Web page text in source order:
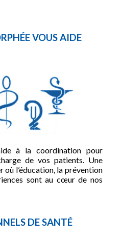
VOUS AIDE
à la coordination pour
de vos patients. Une
où l’éducation, la prévention
sont au cœur de nos
DE SANTÉ